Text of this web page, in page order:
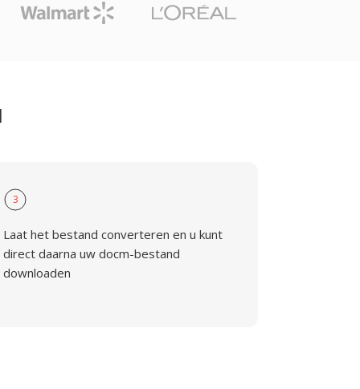
3
Laat het bestand converteren en u kunt
direct daarna uw docm-bestand
downloaden